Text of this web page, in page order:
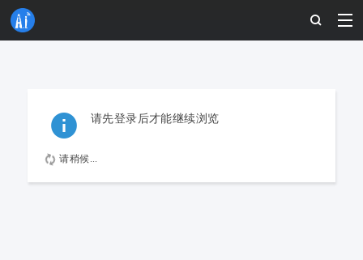
请先登录后才能继续浏览
请稍候...